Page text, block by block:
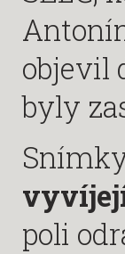
objevil
byly
poli